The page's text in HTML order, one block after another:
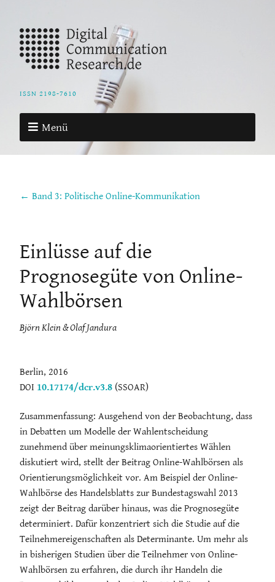
ISSN 2198-7610
Menü
← Band 3: Politische Online-Kommunikation
Einlüsse auf die
Prognosegüte von Online-
Wahlbörsen
Björn Klein & Olaf Jandura
Berlin, 2016
DOI 10.17174/dcr.v3.8 (SSOAR)
Zusammenfassung: Ausgehend von der Beobachtung, dass
in Debatten um Modelle der Wahlentscheidung
zunehmend über meinungsklimaorientiertes Wählen
diskutiert wird, stellt der Beitrag Online-Wahlbörsen als
Orientierungsmöglichkeit vor. Am Beispiel der Online-
Wahlbörse des Handelsblatts zur Bundestagswahl 2013
zeigt der Beitrag darüber hinaus, was die Prognosegüte
determiniert. Dafür konzentriert sich die Studie auf die
Teilnehmereigenschaften als Determinante. Um mehr als
in bisherigen Studien über die Teilnehmer von Online-
Wahlbörsen zu erfahren, die durch ihr Handeln die